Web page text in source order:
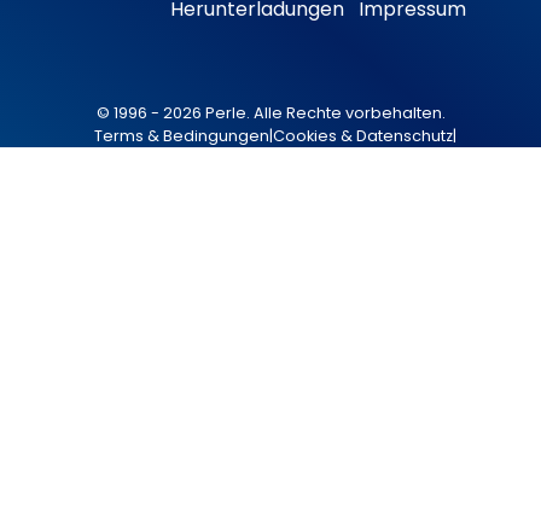
Herunterladungen Impressum
© 1996 - 2026 Perle. Alle Rechte vorbehalten.
Terms & Bedingungen|Cookies & Datenschutz|